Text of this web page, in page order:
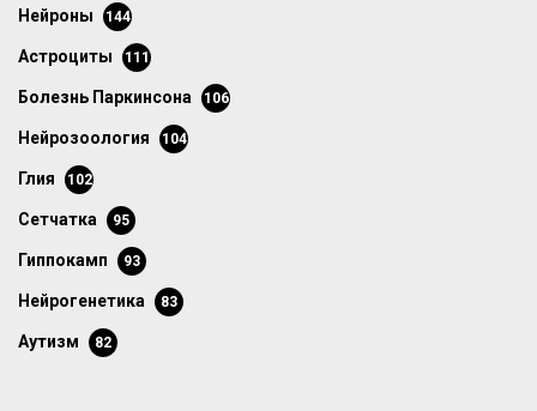
нейроны 144
астроциты 111
болезнь Паркинсона 106
нейрозоология 104
глия 102
сетчатка 95
гиппокамп 93
нейрогенетика 83
аутизм 82